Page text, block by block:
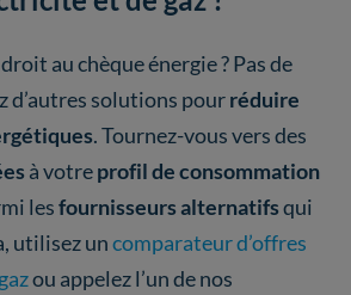
droit au chèque énergie ? Pas de
d’autres solutions pourréduire
. Tournez-vous vers des
à votreprofil de consommation
lesfournisseurs alternatifsqui
utilisez uncomparateur d’offres
ou appelez l’un de nos